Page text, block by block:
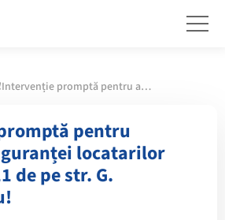
❗️Intervenție promptă pentru asigurarea siguranței locatarilor blocului nr. 11 de pe str. G. Alexandrescu!
pentru
locatarilor
de pe str. G.